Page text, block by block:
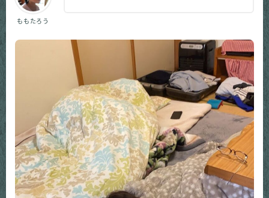
ももたろう